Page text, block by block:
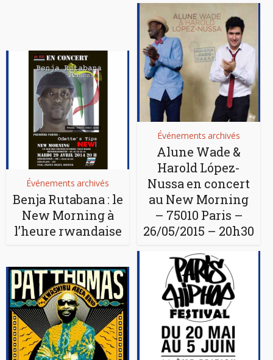
Événements archivés
Benja Rutabana : le
New Morning à
l’heure rwandaise
Événements archivés
Alune Wade &
Harold López-
Nussa en concert
au New Morning
– 75010 Paris –
26/05/2015 – 20h30